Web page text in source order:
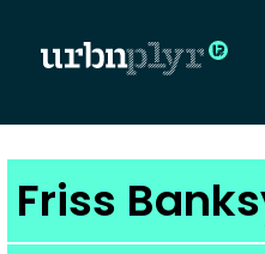
Friss